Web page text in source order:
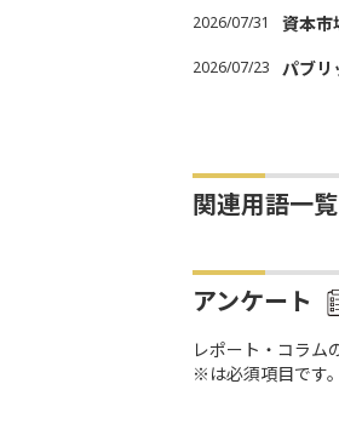
2026/07/31 資本市
2026/07/23 パブリ
関連用語一覧
アンケート
レポート・コラム
※は必須項目です。